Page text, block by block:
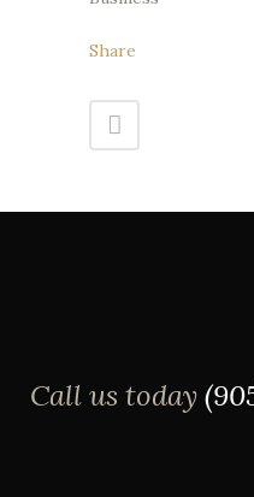
Share
Call us today